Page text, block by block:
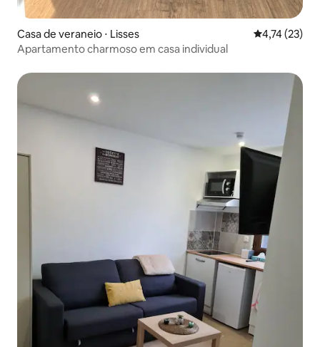
Casa de veraneio ⋅ Lisses 4,74 de uma
4,74 (23)
Apartamento charmoso em casa individual